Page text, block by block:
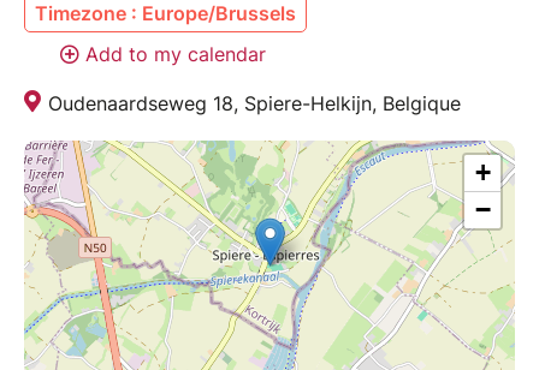
Timezone : Europe/Brussels
Add to my calendar
Oudenaardseweg 18, Spiere-Helkijn, Belgique
+
−